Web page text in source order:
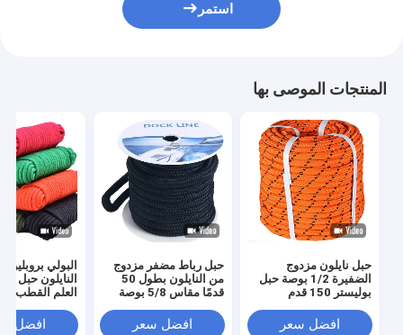
استمر
المنتجات الموصى بها
حبل نايلون مزدوج
الضفيرة 1/2 بوصة حبل
بوليستر 150 قدم
افضل سعر
حبل رباط مضفر مزدوج
من النايلون بطول 50
قدمًا مقاس 5/8 بوصة
افضل سعر
البولي
النايلون حبل
العلم القطب
تسلق عقدة
افضل